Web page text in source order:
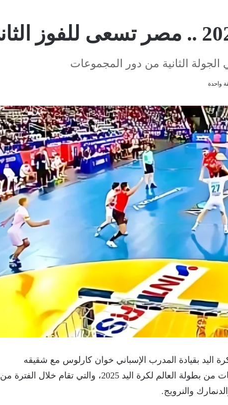
الثانية من دور المجموعات
واحدة
اليد بقيادة المدرب الإسباني خوان كارلوس مع شقيقه
المنتخب البحريني في ثاني مواجهات دور المجموعات من بطولة العالم لكرة اليد 2025، والتي تقام خلال الفترة من